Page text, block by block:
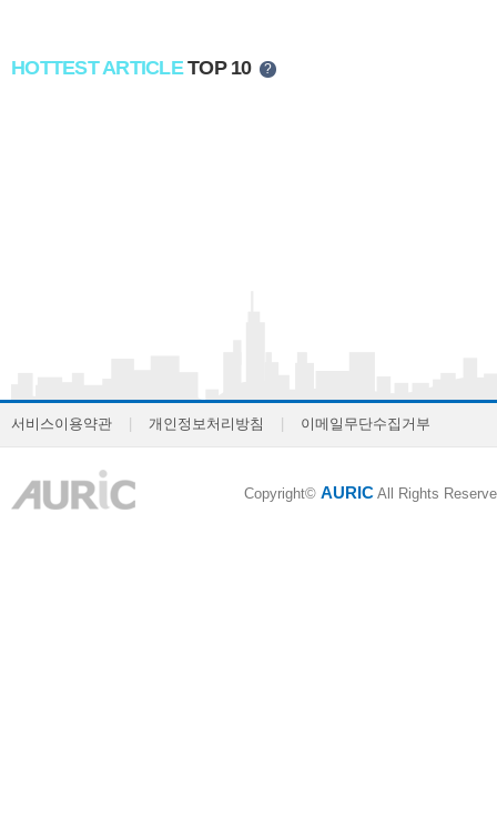
HOTTEST ARTICLETOP 10 ?
서비스이용약관 개인정보처리방침 이메일무단수집거부
Copyright© AURIC All Rights